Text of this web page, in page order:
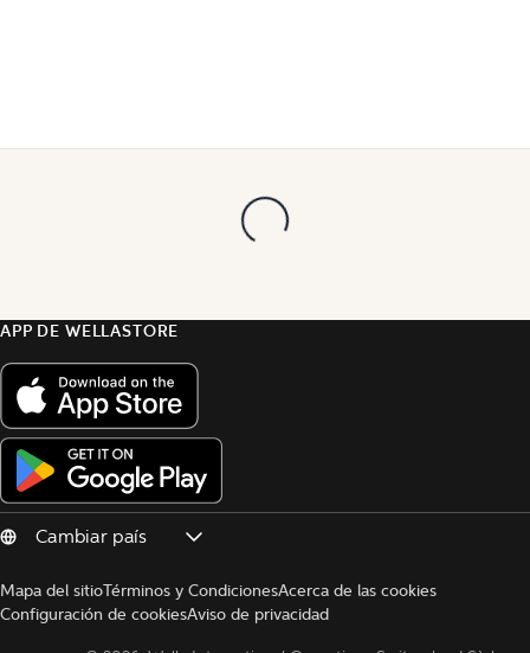
APP DE WELLASTORE
Mapa del sitioTérminos y CondicionesAcerca de las cookies
Configuración de cookiesAviso de privacidad